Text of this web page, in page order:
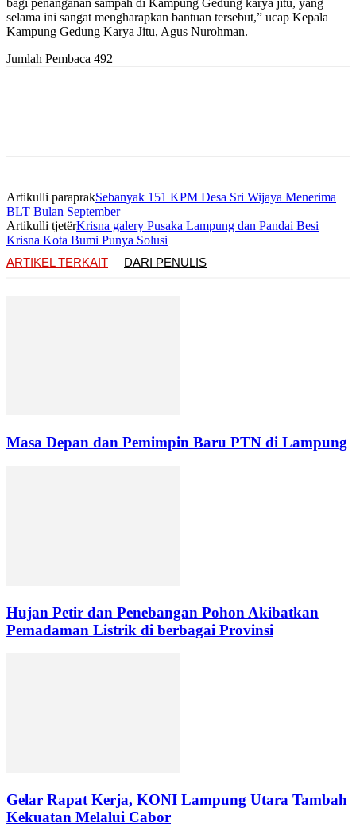
bagi penanganan sampah di Kampung Gedung karya jitu, yang
selama ini sangat mengharapkan bantuan tersebut,” ucap Kepala
Kampung Gedung Karya Jitu, Agus Nurohman.
Jumlah Pembaca 492
Artikulli paraprakSebanyak 151 KPM Desa Sri Wijaya Menerima
BLT Bulan September
Artikulli tjetërKrisna galery Pusaka Lampung dan Pandai Besi
Krisna Kota Bumi Punya Solusi
ARTIKEL TERKAIT
DARI PENULIS
Masa Depan dan Pemimpin Baru PTN di Lampung
Hujan Petir dan Penebangan Pohon Akibatkan
Pemadaman Listrik di berbagai Provinsi
Gelar Rapat Kerja, KONI Lampung Utara Tambah
Kekuatan Melalui Cabor